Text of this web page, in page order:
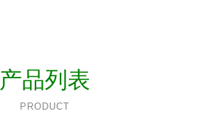
产品列表
PRODUCT